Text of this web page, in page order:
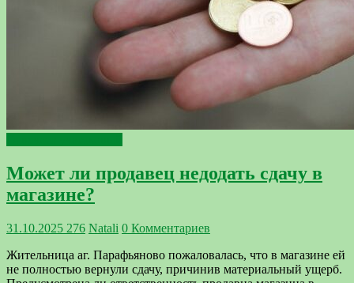
Может ли продавец недодать сдачу в
магазине?
31.10.2025 276 Natali 0 Комментариев
Жительница аг. Парафьяново пожаловалась, что в магазине ей
не полностью вернули сдачу, причинив материальный ущерб.